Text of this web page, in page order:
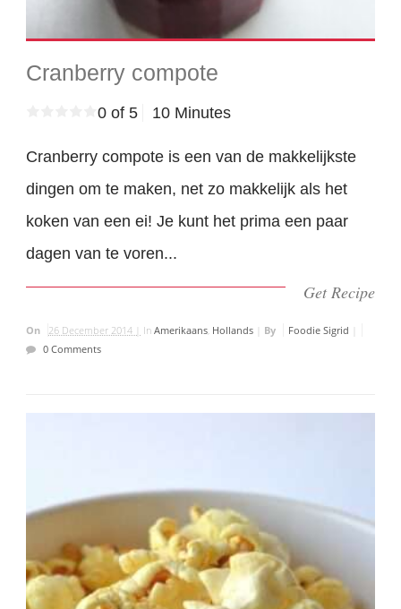
Cranberry compote
0 of 5 10 Minutes
Cranberry compote is een van de makkelijkste
dingen om te maken, net zo makkelijk als het
koken van een ei! Je kunt het prima een paar
dagen van te voren...
Get Recipe
On 26 December 2014 | InAmerikaans, Hollands By Foodie Sigrid
0 Comments